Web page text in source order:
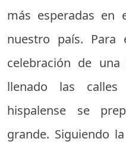
más esperadas en
nuestro país.
celebración de
llenado las
hispalense se
grande. Siguiendo